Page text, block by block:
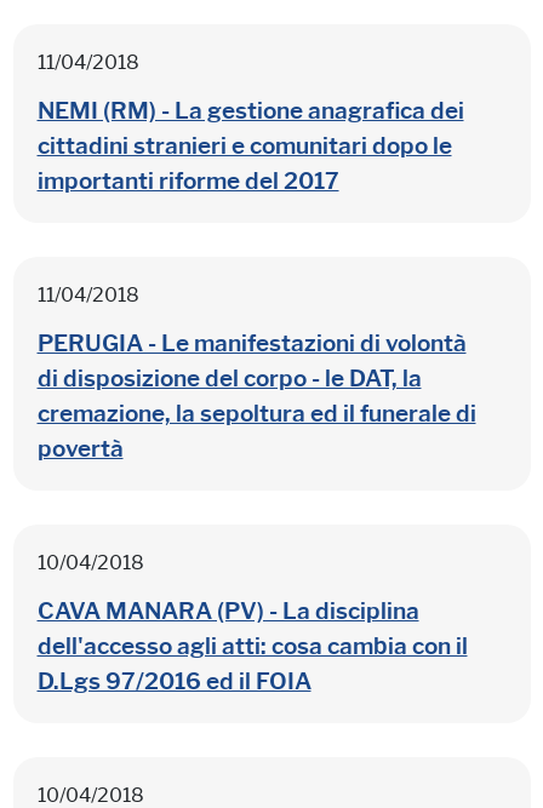
11/04/2018
NEMI (RM) - La gestione anagrafica dei
cittadini stranieri e comunitari dopo le
importanti riforme del 2017
11/04/2018
PERUGIA - Le manifestazioni di volontà
di disposizione del corpo - le DAT, la
cremazione, la sepoltura ed il funerale di
povertà
10/04/2018
CAVA MANARA (PV) - La disciplina
dell'accesso agli atti: cosa cambia con il
D.Lgs 97/2016 ed il FOIA
10/04/2018